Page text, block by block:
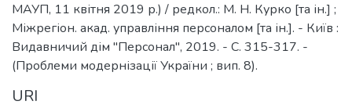
МАУП, 11 квітня 2019 р.) / редкол.: М. Н. Курко [та ін.] ;
Міжрегіон. акад. управління персоналом [та ін.]. - Київ :
Видавничий дім "Персонал", 2019. - С. 315-317. -
(Проблеми модернізації України ; вип. 8).
URI